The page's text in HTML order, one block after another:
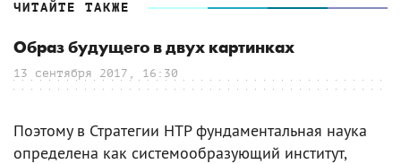
ЧИТАЙТЕ ТАКЖЕ
Образ будущего в двух картинках
13 сентября 2017, 16:30
Поэтому в Стратегии НТР фундаментальная наука
определена как системообразующий институт,